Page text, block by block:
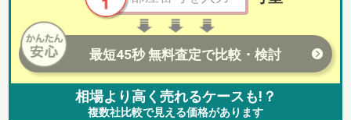
最短45秒 無料査定で比較・検討
相場より高く売れるケースも!？
複数社比較で見える価格があります